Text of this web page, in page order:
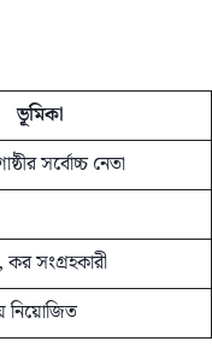
ভূমিকা
সর্বোচ্চ নেতা
সংগ্রহকারী
নিয়োজিত